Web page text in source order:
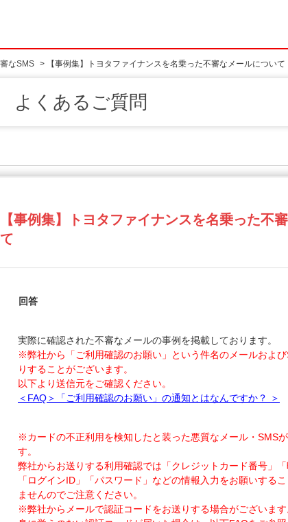
なSMS > 【事例集】トヨタファイナンスを名乗った不審なメールについて
よくあるご質問
【事例集】トヨタファイナンスを名乗った不
て
回答
実際に確認された不審なメールの事例を掲載しております。
※弊社から「ご利用確認のお願い」という件名のメールおよ
りすることがございます。
以下より送信元をご確認ください。
＜FAQ＞「ご利用確認のお願い」の通知とはなんですか？ ＞
※カードの不正利用を検知したと装った悪質なメール・SMS
す。
弊社からお送りする利用確認では「クレジットカード番号」「
「ログインID」「パスワード」などの情報入力をお願いする
ませんのでご注意ください。
※弊社からメールで認証コードをお送りする場合がございます